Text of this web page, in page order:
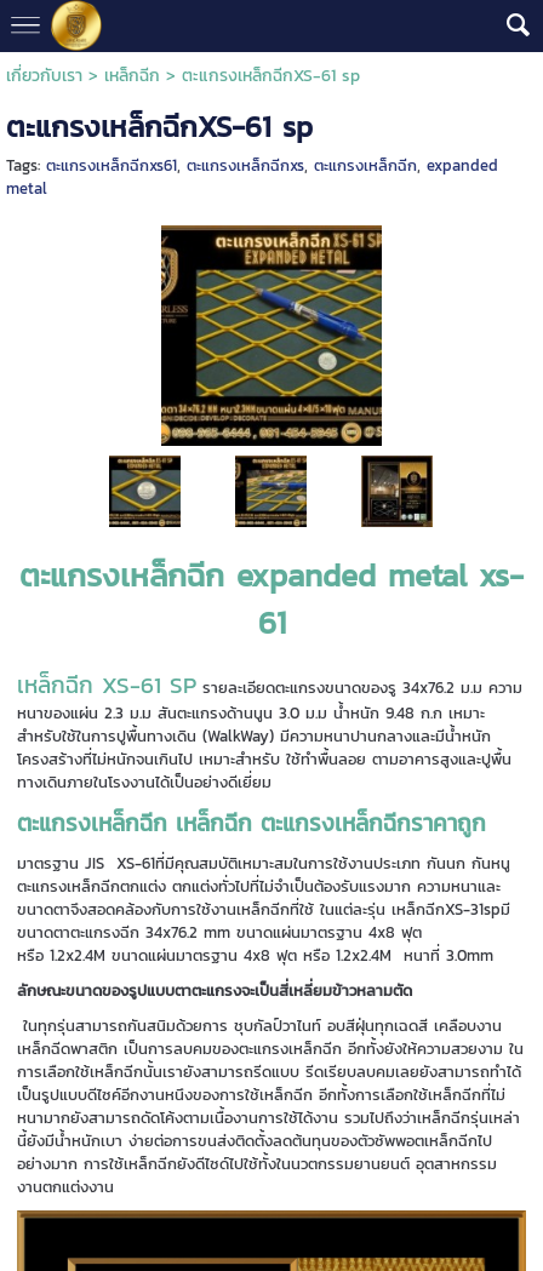
เกี่ยวกับเรา> เหล็กฉีก > ตะแกรงเหล็กฉีกXS-61 sp
ตะแกรงเหล็กฉีกXS-61 sp
Tags: ตะแกรงเหล็กฉีกxs61, ตะแกรงเหล็กฉีกxs, ตะแกรงเหล็กฉีก, expanded
metal
ตะแกรงเหล็กฉีก expanded metal xs-
61
เหล็กฉีก XS-61 SP รายละเอียดตะแกรงขนาดของรู 34x76.2 ม.ม ความ
หนาของแผ่น 2.3 ม.ม สันตะแกรงด้านนูน 3.0 ม.ม น้ำหนัก 9.48 ก.ก เหมาะ
สำหรับใช้ในการปูพื้นทางเดิน (WalkWay) มีความหนาปานกลางและมีน้ำหนัก
โครงสร้างที่ไม่หนักจนเกินไป เหมาะสำหรับ ใช้ทำพื้นลอย ตามอาคารสูงและปูพื้น
ทางเดินภายในโรงงานได้เป็นอย่างดีเยี่ยม
ตะแกรงเหล็กฉีก เหล็กฉีก ตะแกรงเหล็กฉีกราคาถูก
มาตรฐาน JIS XS-61ที่มีคุณสมบัติเหมาะสมในการใช้งานประเภท กันนก กันหนู
ตะแกรงเหล็กฉีกตกแต่ง ตกแต่งทั่วไปที่ไม่จำเป็นต้องรับแรงมาก ความหนาและ
ขนาดตาจึงสอดคล้องกับการใช้งานเหล็กฉีกที่ใช้ ในแต่ละรุ่น เหล็กฉีกXS-31spมี
ขนาดตาตะแกรงฉีก 34x76.2 mm ขนาดแผ่นมาตรฐาน 4x8 ฟุต
หรือ 1.2x2.4M ขนาดแผ่นมาตรฐาน 4x8 ฟุต หรือ 1.2x2.4M หนาที่ 3.0mm
ลักษณะขนาดของรูปแบบตาตะแกรงจะเป็นสี่เหลี่ยมข้าวหลามตัด
ในทุกรุ่นสามารถกันสนิมด้วยการ ชุบกัลป์วาไนท์ อบสีฝุ่นทุกเฉดสี เคลือบงาน
เหล็กฉีดพาสติก เป็นการลบคมของตะแกรงเหล็กฉีก อีกทั้งยังให้ความสวยงาม ใน
การเลือกใช้เหล็กฉีกนั้นเรายังสามารถรีดแบบ รีดเรียบลบคมเลยยังสามารถทำได้
เป็นรูปแบบดีไซค์อีกงานหนึงของการใช้เหล็กฉีก อีกทั้งการเลือกใช้เหล็กฉีกที่ไม่
หนามากยังสามารถดัดโค้งตามเนื้องานการใช้ได้งาน รวมไปถึงว่าเหล็กฉีกรุ่นเหล่า
นี้ยังมีน้ำหนักเบา ง่ายต่อการขนส่งติดตั้งลดต้นทุนของตัวซัพพอตเหล็กฉีกไป
อย่างมาก การใช้เหล็กฉีกยังดีไซด์ไปใช้ทั้งในนวตกรรมยานยนต์ อุตสาหกรรม
งานตกแต่งงาน